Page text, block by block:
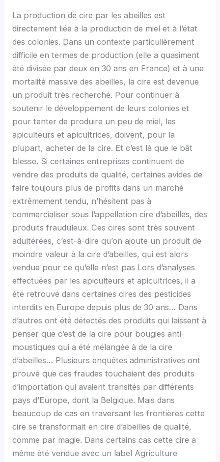
La production de cire par les abeilles est
directement liée à la production de miel et à l’état
des colonies. Dans un contexte particulièrement
difficile en termes de production (elle a quasiment
été divisée par deux en 30 ans en France) et à une
mortalité massive des abeilles, la cire est devenue
un produit très recherché. Pour continuer à
soutenir le développement de leurs colonies et
pour tenter de produire un peu de miel, les
apiculteurs et apicultrices, doivent, pour la
plupart, acheter de la cire. Et c’est là que le bât
blesse. Si certaines entreprises continuent de
vendre des produits de qualité, certaines avides de
faire toujours plus de profits dans un marché
extrêmement tendu, n’hésitent pas à
commercialiser sous l’appellation cire d’abeilles, des
produits frauduleux. Ces cires sont très souvent
adultérées, c’est-à-dire qu’on ajoute un produit de
moindre valeur à la cire d’abeilles, qui est alors
vendue pour ce qu’elle n’est pas Lors d’analyses
effectuées par les apiculteurs et apicultrices, il a
été retrouvé dans certaines cires des pesticides
interdits en Europe depuis plus de 30 ans… Dans
d’autres ont été détectés des produits qui laissent à
penser que c’est de la cire pour bougies anti-
moustiques qui a été mélangée à de la cire
d’abeilles… Plusieurs enquêtes administratives ont
prouvé que ces fraudes touchaient des produits
d’importation qui avaient transités par différents
pays d’Europe, dont la Belgique. Mais dans
beaucoup de cas en traversant les frontières cette
cire se transformait en cire d’abeilles de qualité,
comme par magie. Dans certains cas cette cire a
même été vendue avec un label Agriculture